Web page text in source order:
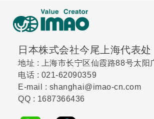
日本株式会社今尾上海代表处
地址 : 上海市长宁区仙霞路88号太阳
电话 : 021-62090359
E-mail : shanghai@imao-cn.com
QQ : 1687366436